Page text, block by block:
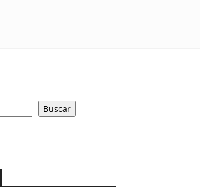
Buscar